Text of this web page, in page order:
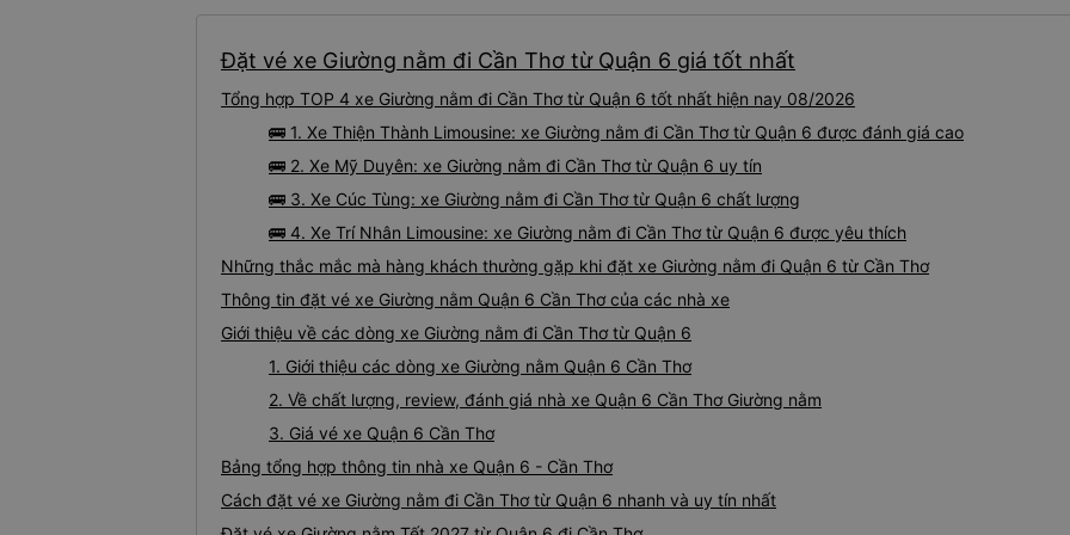
buýt 79-05527 rất nhiều tài
khách sạn của chúng tôi
2h30 sáng nhưng lúc đó
tài xế thì sẽ rất nguy hiểm..
cách thực hiện, hãy xem
Đặt vé xe Giường nằm đi Cần Thơ từ Quận 6 giá tốt nhất
Tổng hợp TOP 4 xe Giường nằm đi Cần Thơ từ Quận 6 tốt nhất hiện nay 08/2026
🚌 1. Xe Thiện Thành Limousine: xe Giường nằm đi Cần Thơ từ Quận 6 được đánh giá cao
🚌 2. Xe Mỹ Duyên: xe Giường nằm đi Cần Thơ từ Quận 6 uy tín
🚌 3. Xe Cúc Tùng: xe Giường nằm đi Cần Thơ từ Quận 6 chất lượng
🚌 4. Xe Trí Nhân Limousine: xe Giường nằm đi Cần Thơ từ Quận 6 được yêu thích
Những thắc mắc mà hàng khách thường gặp khi đặt xe Giường nằm đi Quận 6 từ Cần Thơ
Thông tin đặt vé xe Giường nằm Quận 6 Cần Thơ của các nhà xe
Giới thiệu về các dòng xe Giường nằm đi Cần Thơ từ Quận 6
1. Giới thiệu các dòng xe Giường nằm Quận 6 Cần Thơ
2. Về chất lượng, review, đánh giá nhà xe Quận 6 Cần Thơ Giường nằm
3. Giá vé xe Quận 6 Cần Thơ
Bảng tổng hợp thông tin nhà xe Quận 6 - Cần Thơ
Cách đặt vé xe Giường nằm đi Cần Thơ từ Quận 6 nhanh và uy tín nhất